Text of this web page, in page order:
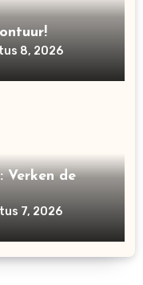
8, 2026
Verken de
7, 2026